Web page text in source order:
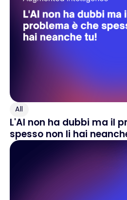
All
L'AI non ha dubbi ma il
spesso non li hai